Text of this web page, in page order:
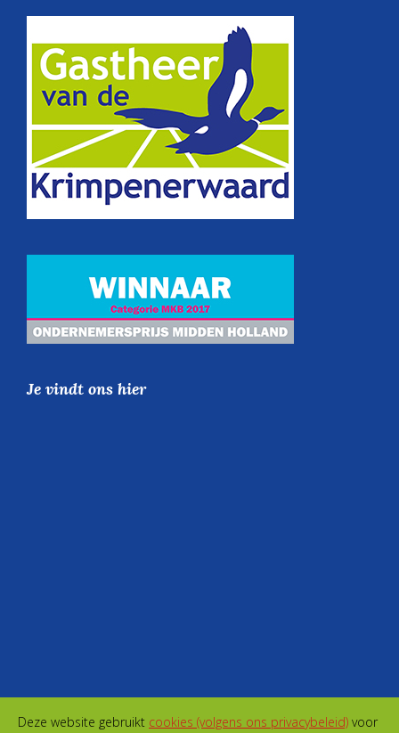
Je vindt ons hier
Deze website gebruikt cookies (volgens ons privacybeleid) voor